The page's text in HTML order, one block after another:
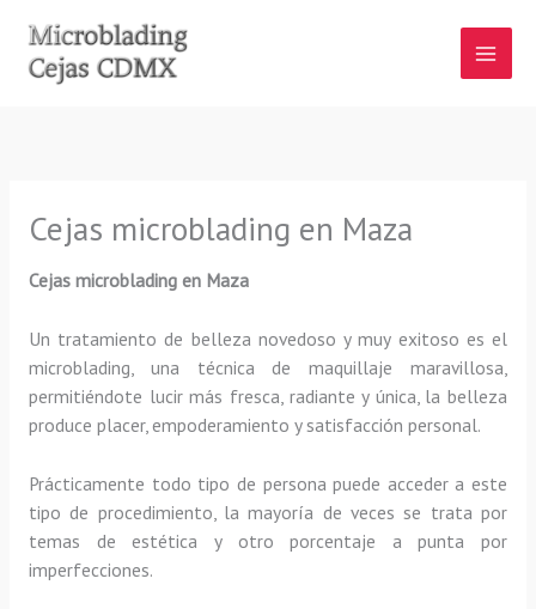
contenido
Cejas microblading en Maza
Cejas microblading en Maza
Un tratamiento de belleza novedoso y muy exitoso es el
microblading, una técnica de maquillaje maravillosa,
permitiéndote lucir más fresca, radiante y única, la belleza
produce placer, empoderamiento y satisfacción personal.
Prácticamente todo tipo de persona puede acceder a este
tipo de procedimiento, la mayoría de veces se trata por
temas de estética y otro porcentaje a punta por
imperfecciones.